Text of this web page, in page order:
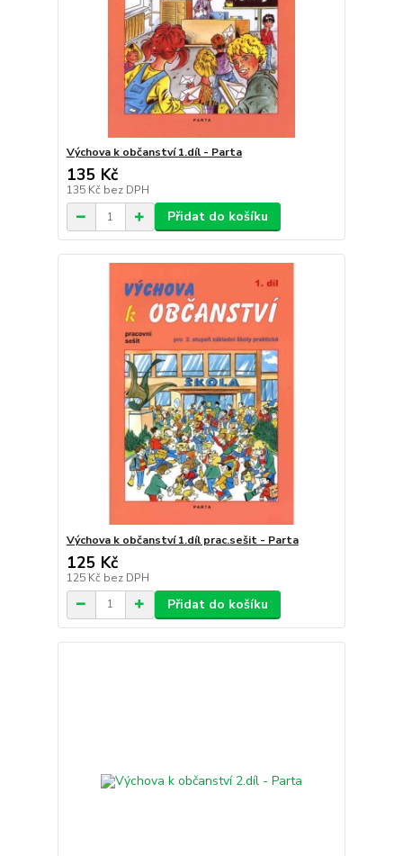
Výchova k občanství 1.díl - Parta
135 Kč
135 Kč bez DPH
Přidat do košíku
Výchova k občanství 1.díl prac.sešit - Parta
125 Kč
125 Kč bez DPH
Přidat do košíku